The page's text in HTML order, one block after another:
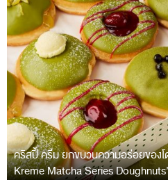
คริสปี้ ครีม ยกขบวนความอร่อยของ
Kreme Matcha Series